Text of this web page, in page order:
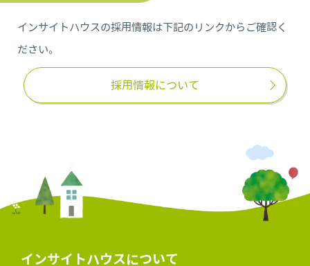
インサイトハウスの採用情報は下記のリンクからご確認く
ださい。
採用情報について
インサイトハウスについて